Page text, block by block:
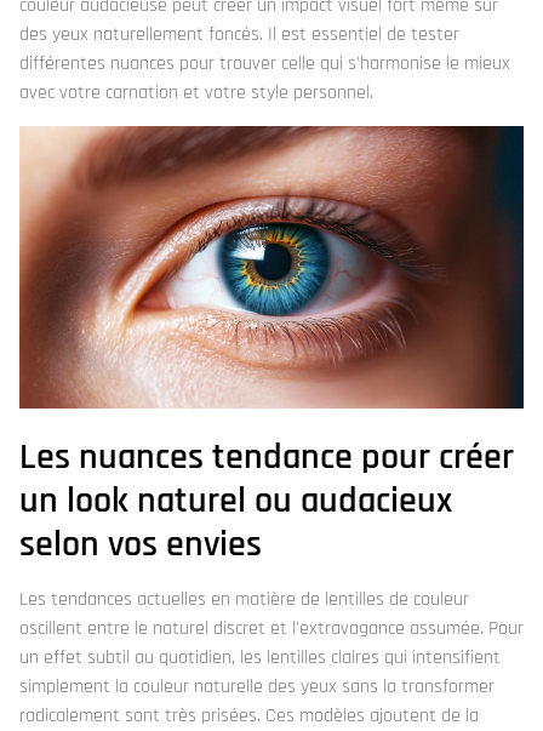
couleur audacieuse peut créer un impact visuel fort même sur
des yeux naturellement foncés. Il est essentiel de tester
différentes nuances pour trouver celle qui s'harmonise le mieux
avec votre carnation et votre style personnel.
Les nuances tendance pour créer
un look naturel ou audacieux
selon vos envies
Les tendances actuelles en matière de lentilles de couleur
oscillent entre le naturel discret et l'extravagance assumée. Pour
un effet subtil au quotidien, les lentilles claires qui intensifient
simplement la couleur naturelle des yeux sans la transformer
radicalement sont très prisées. Ces modèles ajoutent de la